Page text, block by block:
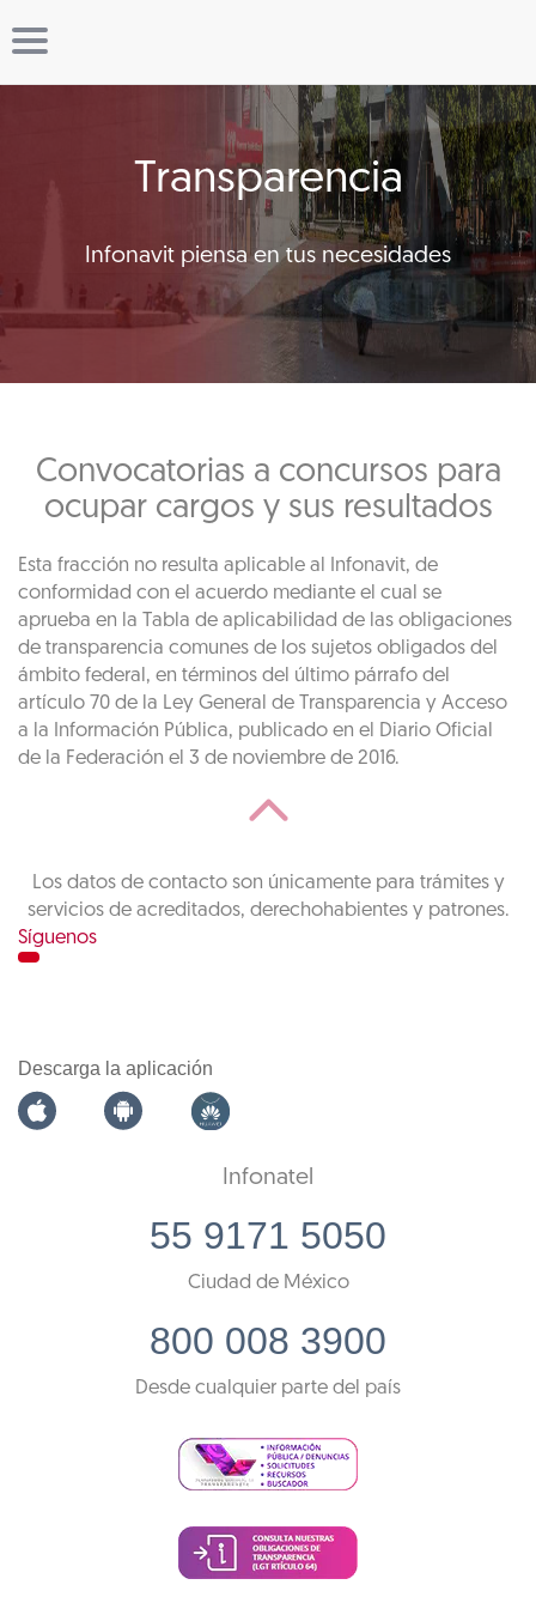
Transparencia
Infonavit piensa en tus necesidades
Convocatorias a concursos para
ocupar cargos y sus resultados
Esta fracción no resulta aplicable al Infonavit, de
conformidad con el acuerdo mediante el cual se
aprueba en la Tabla de aplicabilidad de las obligaciones
de transparencia comunes de los sujetos obligados del
ámbito federal, en términos del último párrafo del
artículo 70 de la Ley General de Transparencia y Acceso
a la Información Pública, publicado en el Diario Oficial
de la Federación el 3 de noviembre de 2016.
Los datos de contacto son únicamente para trámites y
servicios de acreditados, derechohabientes y patrones.
Síguenos
Descarga la aplicación
Infonatel
55 9171 5050
Ciudad de México
800 008 3900
Desde cualquier parte del país